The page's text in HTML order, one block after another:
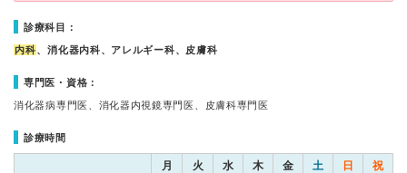
診療科目：
内科、消化器内科、アレルギー科、皮膚科
専門医・資格：
消化器病専門医、消化器内視鏡専門医、皮膚科専門医
診療時間
月 火 水 木 金 土 日 祝